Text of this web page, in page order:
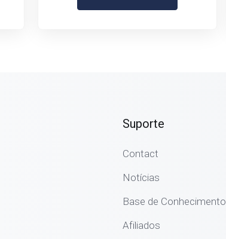
Suporte
Contact
Notícias
Base de Conhecimento
Afiliados